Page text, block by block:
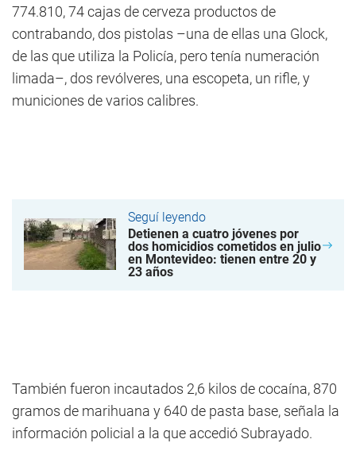
774.810, 74 cajas de cerveza productos de
contrabando, dos pistolas –una de ellas una Glock,
de las que utiliza la Policía, pero tenía numeración
limada–, dos revólveres, una escopeta, un rifle, y
municiones de varios calibres.
Seguí leyendo
Detienen a cuatro jóvenes por
dos homicidios cometidos en julio
en Montevideo: tienen entre 20 y
23 años
También fueron incautados 2,6 kilos de cocaína, 870
gramos de marihuana y 640 de pasta base, señala la
información policial a la que accedió Subrayado.